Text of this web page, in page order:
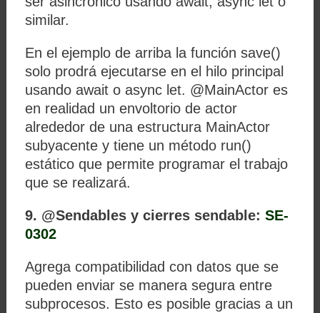
similar.
En el ejemplo de arriba la función save()
solo prodrá ejecutarse en el hilo principal
usando await o async let. @MainActor es
en realidad un envoltorio de actor
alrededor de una estructura MainActor
subyacente y tiene un método run()
estático que permite programar el trabajo
que se realizará.
9. @Sendables y cierres sendable: SE-
0302
Agrega compatibilidad con datos que se
pueden enviar se manera segura entre
subprocesos. Esto es posible gracias a un